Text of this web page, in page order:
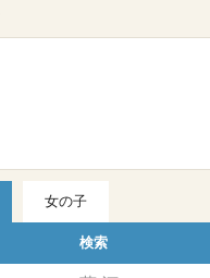
女の子
検索